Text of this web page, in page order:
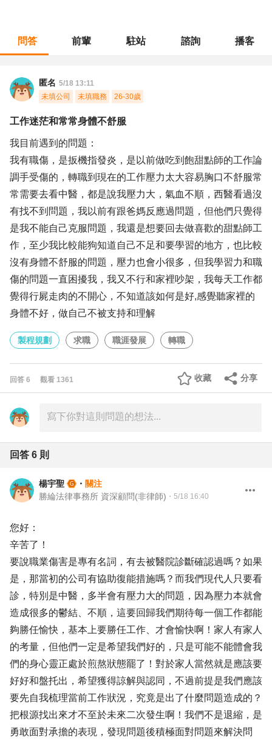
問答 前輩 駐站 諮詢 播客
匿名 5/18 13:11
未填公司
未填職務 26-30歲
工作迷茫和常常身體不舒服
我目前遇到的問題：
我有職傷，是扳機指發炎，是以前做吃到飽甜點師的工作論
調手受傷的，轉職到現在的工作壓力太大容易胸口不舒服常
常需要去看中醫，都是說我壓力大，氣血不順，西醫看過沒
有找不到問題，我以前有跟爸媽反應過問題，但他們只覺得
是我不能自己克服問題，我還是想要回去做喜歡的甜點師工
作，至少我比較能狗知道自己不足和要學習的地方，也比較
沒有身體不舒服的問題，壓力也會小很多，但我學習力和職
傷的問題一直困擾我，我又不行和家裡吵架，我每天工作都
覺得行屍走肉的不開心，不知道該如何是好,感覺聽家裡的
身體不好，做自己不被支持和理解
製程規劃 求職 職涯發展 轉職
回答 6 觀看 1361 分享
收藏
回答 6 則
楊宇聖 ・ 關注
勝綸法律事務所 資深顧問(非律師) ・ 5/18 16:40
您好：
辛苦了！
要說職業傷害是專有名詞，有去被醫院診斷確認過嗎？如果
是，那當初的公司有協助復能措施嗎？而我們現代人只要看
診，特別是中醫，多半會有壓力大的問題，因為壓力本就會
造成很多的鬱結、不順，這要回歸我們期待每一個工作都能
夠勝任愉快，基本上要勝任工作、才會愉快啊！家人有家人
的考量，但他們一定是希望我們好的，只是可能不能體會我
們的身心靈正處於煎熬狀態罷了！對於家人當然就是應該要
好好和盤托出，希望獲得諒解與認同，不過前提是我們應該
要先自我梳理當前工作狀況，究竟是出了什麼問題造成的？
把根源找出來才不至於未來二次發生啊！我們不是退縮，是
勇敢面對承擔的表現，發現問題後積極面對問題來解決問